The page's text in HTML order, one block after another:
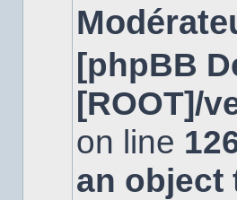
message
non
lu[phpBB
[ROOT]/
on line
an object